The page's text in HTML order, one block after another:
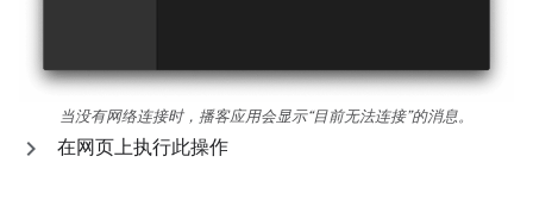
当没有网络连接时，播客应用会显示“目前无法连接”的消息。
在网页上执行此操作